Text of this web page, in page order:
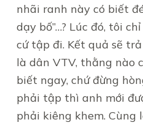
nhãi ranh này có biết
dạy bố”…? Lúc đó, tôi
cứ tập đi. Kết quả sẽ
là dân VTV, thằng nào
biết ngay, chứ đừng
phải tập thì anh mới
phải kiêng khem. Cùng